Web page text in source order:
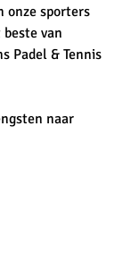
onze sporters
van
Padel & Tennis
naar